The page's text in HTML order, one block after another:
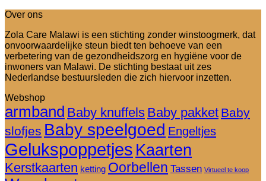
Over ons
Zola Care Malawi is een stichting zonder winstoogmerk, dat
onvoorwaardelijke steun biedt ten behoeve van een
verbetering van de gezondheidszorg en hygiëne voor de
inwoners van Malawi. De stichting bestaat uit zes
Nederlandse bestuursleden die zich hiervoor inzetten.
Webshop
armband Baby knuffels Baby pakket Baby
slofjes Baby speelgoed Engeltjes
Gelukspoppetjes Kaarten
Kerstkaarten ketting Oorbellen Tassen Virtueel te koop